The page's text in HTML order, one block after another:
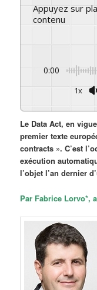
Appuyez sur play pour écouter ce
contenu
0:00
1x
Le Data Act, en
premier texte
contracts ». C’est
exécution
l’objet l’an dernier
Par Fabrice Lorvo*,